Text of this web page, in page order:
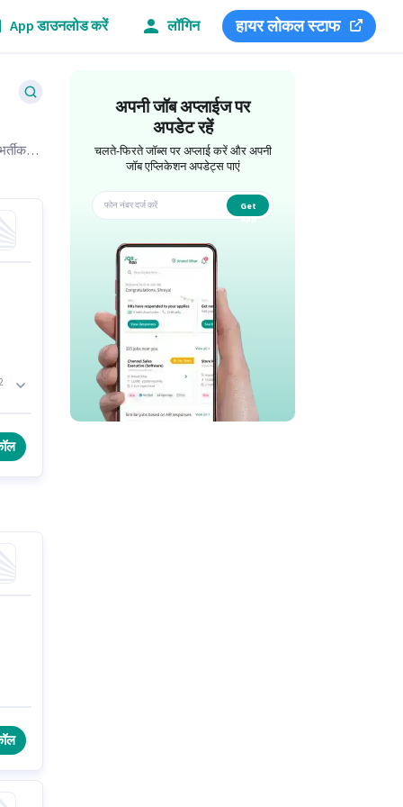
App डाउनलोड करें लॉगिन हायर लोकल स्टाफ
अपनी जॉब अप्लाईज पर
अपडेट रहें
चलते-फिरते जॉब्स पर अप्लाई करें और अपनी
जॉब एप्लिकेशन अपडेट्स पाएं
Get
app